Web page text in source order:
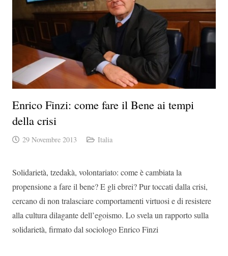
Enrico Finzi: come fare il Bene ai tempi
della crisi
29 Novembre 2013 Italia
Solidarietà, tzedakà, volontariato: come è cambiata la
propensione a fare il bene? E gli ebrei? Pur toccati dalla crisi,
cercano di non tralasciare comportamenti virtuosi e di resistere
alla cultura dilagante dell’egoismo. Lo svela un rapporto sulla
solidarietà, firmato dal sociologo Enrico Finzi